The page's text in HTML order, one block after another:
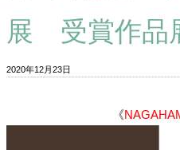
展 受賞作品
2020年12月23日
《